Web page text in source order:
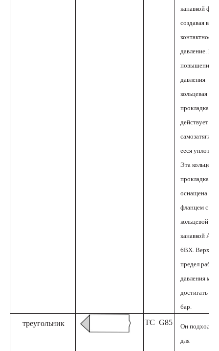
канавкой
создавая
контактное
давление.
повышения
давления
кольцевая
прокладка
действует как
ееся
Эта кольцевая
прокладка
оснащена
фланцем с
кольцевой
канавкой API
6BX.
предел
давления
достигать
бар.
треугольник ТС G85
Он подходит
для